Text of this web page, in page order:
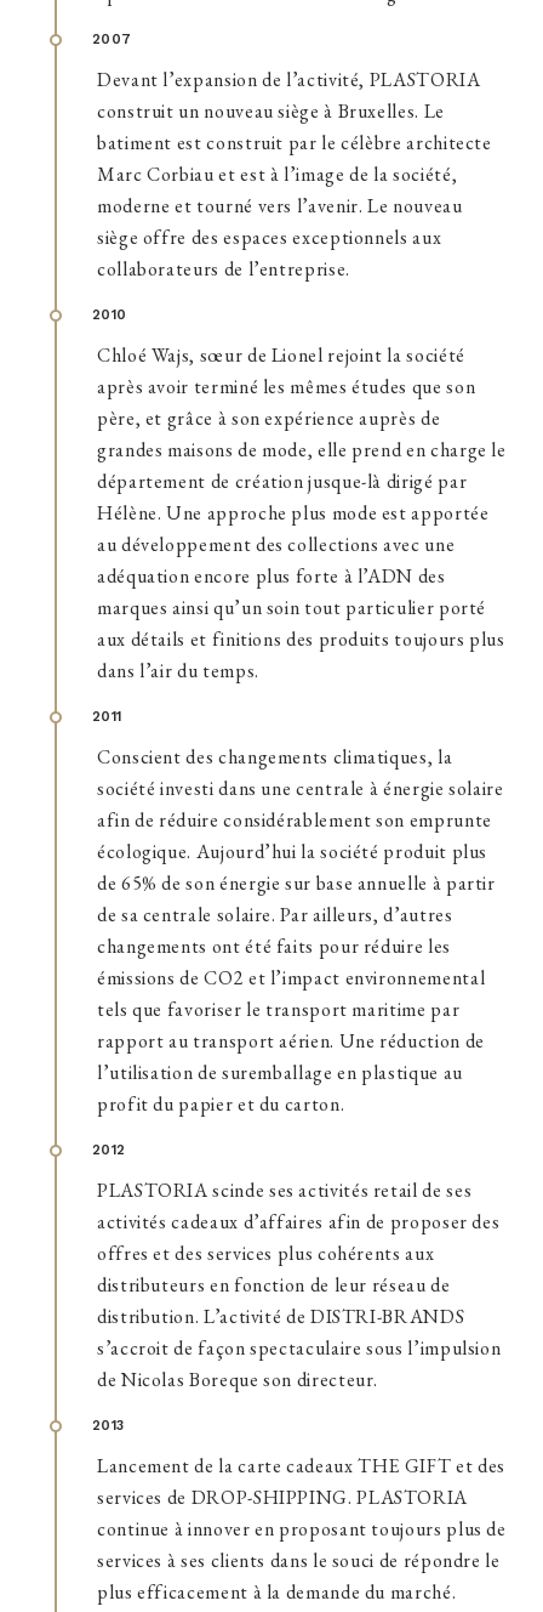
2007
Devant l’expansion de l’activité, PLASTORIA
construit un nouveau siège à Bruxelles. Le
batiment est construit par le célèbre architecte
Marc Corbiau et est à l’image de la société,
moderne et tourné vers l’avenir. Le nouveau
siège offre des espaces exceptionnels aux
collaborateurs de l’entreprise.
2010
Chloé Wajs, sœur de Lionel rejoint la société
après avoir terminé les mêmes études que son
père, et grâce à son expérience auprès de
grandes maisons de mode, elle prend en charge le
département de création jusque-là dirigé par
Hélène. Une approche plus mode est apportée
au développement des collections avec une
adéquation encore plus forte à l’ADN des
marques ainsi qu’un soin tout particulier porté
aux détails et finitions des produits toujours plus
dans l’air du temps.
2011
Conscient des changements climatiques, la
société investi dans une centrale à énergie solaire
afin de réduire considérablement son emprunte
écologique. Aujourd’hui la société produit plus
de 65% de son énergie sur base annuelle à partir
de sa centrale solaire. Par ailleurs, d’autres
changements ont été faits pour réduire les
émissions de CO2 et l’impact environnemental
tels que favoriser le transport maritime par
rapport au transport aérien. Une réduction de
l’utilisation de suremballage en plastique au
profit du papier et du carton.
2012
PLASTORIA scinde ses activités retail de ses
activités cadeaux d’affaires afin de proposer des
offres et des services plus cohérents aux
distributeurs en fonction de leur réseau de
distribution. L’activité de DISTRI-BRANDS
s’accroit de façon spectaculaire sous l’impulsion
de Nicolas Boreque son directeur.
2013
Lancement de la carte cadeaux THE GIFT et des
services de DROP-SHIPPING. PLASTORIA
continue à innover en proposant toujours plus de
services à ses clients dans le souci de répondre le
plus efficacement à la demande du marché.